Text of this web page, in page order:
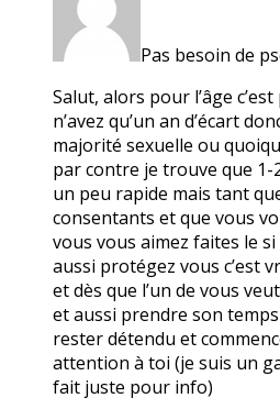
Pas besoin de
Salut, alors pour l’âge
n’avez qu’un an d’écart
majorité sexuelle ou
par contre je trouve que 1-
un peu rapide mais tant
consentants et que vous
vous vous aimez faites le si
aussi protégez vous c’est
et dès que l’un de vous
et aussi prendre son
rester détendu et
attention à toi (je suis un
fait juste pour info)